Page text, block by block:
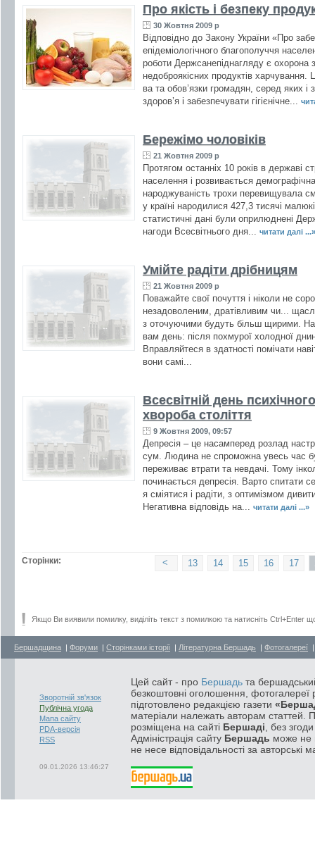
Про якість і безпеку
30 Жовтня 2009 р
Відповідно до Закону України «Про
епідеміологічного благополуччя
роботи Держсанепіднагляду є охорона
недоброякісних продуктів
ва та обов’язки громадян, серед яких і
здоров’я і забезпечувати гігієнічне...
Бережімо чоловіків
21 Жовтня 2009 р
Протягом останніх 10 років в державі
населення і розвивається
народжуваність трохи перевищувала
у країні народилися 427,3 тисячі
статистичні дані були оприлюднені
нагоди Всесвітнього дня...
читати далі ...»
Умійте радіти дрібницям
21 Жовтня 2009 р
Поважайте свої почуття і ніколи не
незадоволеним, дратівливим чи...
з оточуючими будуть більш щирими.
вам день: після похмурої холодної
Вправляйтеся в здатності помічати
вони самі...
Всесвітній день
хвороба століття
9 Жовтня 2009, 09:57
Депресія – це насамперед розлад
сум. Людина не спроможна увесь час
переживає втрати та невдачі. Тому
починається депресія. Варто спитати
я сміятися і радіти, з оптимізмом
Негативна відповідь на...
читати далі ...»
Сторінки: 17
16
15
14
13
<
Якщо Ви виявили помилку, виділіть текст з помилкою та натисніть Ctrl+Enter
Бершадщина | Форуми | Сторінками історії | Літературна Бершадь | Фотогалереї
Зворотній зв'язок
Публічна угода
Мапа сайту
PDA-версія
RSS
09.01.2026 13:46:27
Цей сайт - про Бершадь та
безкоштовні оголошення, фотогалереї
підготовлено редакцією газети
матеріали належать авторам статтей.
розміщена на сайті Бершаді , без
Адміністрація сайту Бершадь може не
не несе відповідальності за авторські